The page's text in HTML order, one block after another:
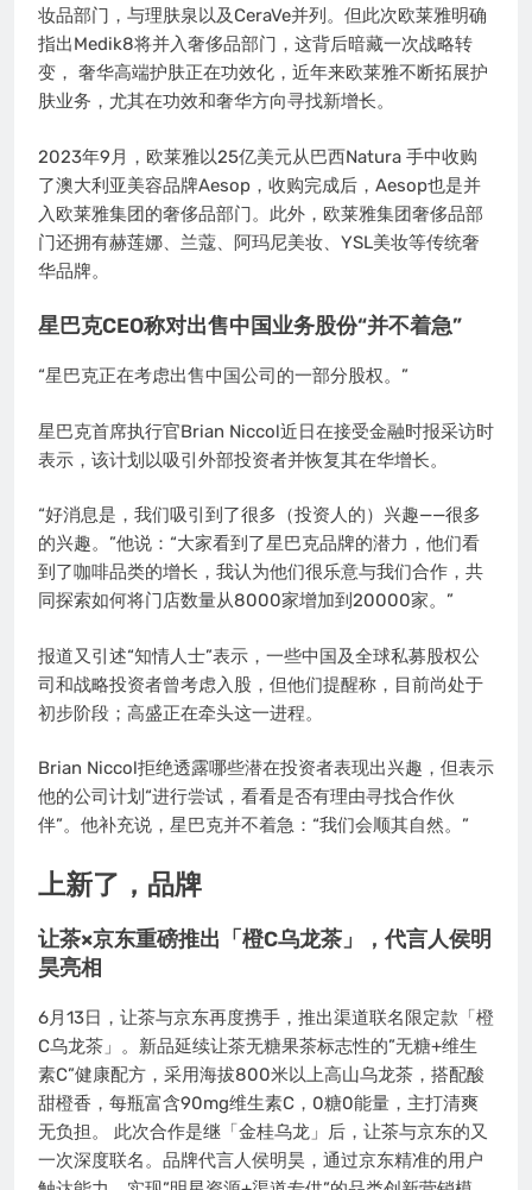
妆品部门，与理肤泉以及CeraVe并列。但此次欧莱雅明确
指出Medik8将并入奢侈品部门，这背后暗藏一次战略转
变， 奢华高端护肤正在功效化，近年来欧莱雅不断拓展护
肤业务，尤其在功效和奢华方向寻找新增长。
2023年9月，欧莱雅以25亿美元从巴西Natura 手中收购
了澳大利亚美容品牌Aesop，收购完成后，Aesop也是并
入欧莱雅集团的奢侈品部门。此外，欧莱雅集团奢侈品部
门还拥有赫莲娜、兰蔻、阿玛尼美妆、YSL美妆等传统奢
华品牌。
星巴克CEO称对出售中国业务股份“并不着急”
“星巴克正在考虑出售中国公司的一部分股权。”
星巴克首席执行官Brian Niccol近日在接受金融时报采访时
表示，该计划以吸引外部投资者并恢复其在华增长。
“好消息是，我们吸引到了很多（投资人的）兴趣——很多
的兴趣。”他说：“大家看到了星巴克品牌的潜力，他们看
到了咖啡品类的增长，我认为他们很乐意与我们合作，共
同探索如何将门店数量从8000家增加到20000家。”
报道又引述“知情人士”表示，一些中国及全球私募股权公
司和战略投资者曾考虑入股，但他们提醒称，目前尚处于
初步阶段；高盛正在牵头这一进程。
Brian Niccol拒绝透露哪些潜在投资者表现出兴趣，但表示
他的公司计划“进行尝试，看看是否有理由寻找合作伙
伴”。他补充说，星巴克并不着急：“我们会顺其自然。”
上新了，品牌
让茶×京东重磅推出「橙C乌龙茶」，代言人侯明
昊亮相
6月13日，让茶与京东再度携手，推出渠道联名限定款「橙
C乌龙茶」。新品延续让茶无糖果茶标志性的”无糖+维生
素C”健康配方，采用海拔800米以上高山乌龙茶，搭配酸
甜橙香，每瓶富含90mg维生素C，0糖0能量，主打清爽
无负担。 此次合作是继「金桂乌龙」后，让茶与京东的又
一次深度联名。品牌代言人侯明昊，通过京东精准的用户